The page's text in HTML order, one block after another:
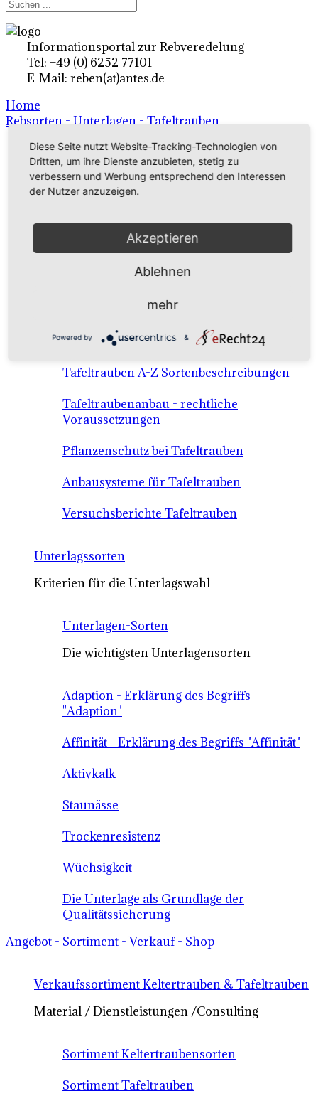
Informationsportal zur Rebveredelung
Tel: +49 (0) 6252 77101
E-Mail: reben(at)antes.de
Home
Rebsorten - Unterlagen - Tafeltrauben
Ertragsrebsorten A-Z
in Deutschland
Rebsorten international
Anbausysteme & Recht
Tafeltrauben A-Z Sortenbeschreibungen
Tafeltraubenanbau - rechtliche
Voraussetzungen
Pflanzenschutz bei Tafeltrauben
Anbausysteme für Tafeltrauben
Versuchsberichte Tafeltrauben
Unterlagssorten
Kriterien für die Unterlagswahl
Unterlagen-Sorten
Die wichtigsten Unterlagensorten
Adaption - Erklärung des Begriffs
"Adaption"
Affinität - Erklärung des Begriffs "Affinität"
Aktivkalk
Staunässe
Trockenresistenz
Wüchsigkeit
Die Unterlage als Grundlage der
Qualitätssicherung
Angebot - Sortiment - Verkauf - Shop
Verkaufssortiment Keltertrauben & Tafeltrauben
Material / Dienstleistungen /Consulting
Sortiment Keltertraubensorten
Sortiment Tafeltrauben
Diese Seite nutzt Website-Tracking-Technologien von
Dritten, um ihre Dienste anzubieten, stetig zu
verbessern und Werbung entsprechend den Interessen
der Nutzer anzuzeigen.
Akzeptieren
Ablehnen
mehr
Powered by &